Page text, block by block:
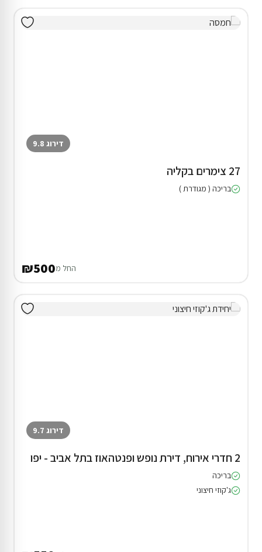
דירוג 9.8
27 צימרים בקליה
בריכה ( מגודרת )
החל מ₪500
דירוג 9.7
2 חדרי אירוח, דירת נופש ופנטהאוז בתל אביב - יפו
בריכה
ג'קוזי חיצוני